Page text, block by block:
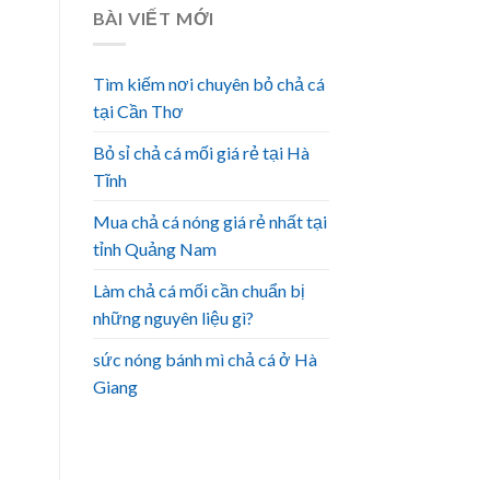
BÀI VIẾT MỚI
Tìm kiếm nơi chuyên bỏ chả cá
tại Cần Thơ
Bỏ sỉ chả cá mối giá rẻ tại Hà
Tĩnh
Mua chả cá nóng giá rẻ nhất tại
tỉnh Quảng Nam
Làm chả cá mối cần chuẩn bị
những nguyên liệu gì?
sức nóng bánh mì chả cá ở Hà
Giang